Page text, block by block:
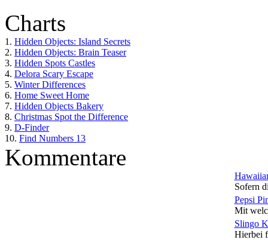
Charts
1. Hidden Objects: Island Secrets
2. Hidden Objects: Brain Teaser
3. Hidden Spots Castles
4. Delora Scary Escape
5. Winter Differences
6. Home Sweet Home
7. Hidden Objects Bakery
8. Christmas Spot the Difference
9. D-Finder
10. Find Numbers 13
Kommentare
Sofern
Pepsi
Mit
Slingo
Hierbei